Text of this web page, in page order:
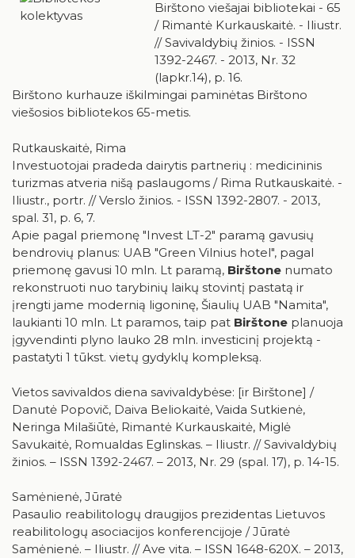
Birštono viešajai bibliotekai - 65
/ Rimantė Kurkauskaitė. - Iliustr.
// Savivaldybių žinios. - ISSN
1392-2467. - 2013, Nr. 32
(lapkr.14), p. 16.
Birštono kurhauze iškilmingai paminėtas Birštono
viešosios bibliotekos 65-metis.
Rutkauskaitė, Rima
Investuotojai pradeda dairytis partnerių : medicininis
turizmas atveria nišą paslaugoms / Rima Rutkauskaitė. -
Iliustr., portr. // Verslo žinios. - ISSN 1392-2807. - 2013,
spal. 31, p. 6, 7.
Apie pagal priemonę "Invest LT-2" paramą gavusių
bendrovių planus: UAB "Green Vilnius hotel", pagal
priemonę gavusi 10 mln. Lt paramą, Birštone numato
rekonstruoti nuo tarybinių laikų stovintį pastatą ir
įrengti jame modernią ligoninę, Šiaulių UAB "Namita",
laukianti 10 mln. Lt paramos, taip pat Birštone planuoja
įgyvendinti plyno lauko 28 mln. investicinį projektą -
pastatyti 1 tūkst. vietų gydyklų kompleksą.
Vietos savivaldos diena savivaldybėse: [ir Birštone] /
Danutė Popovič, Daiva Beliokaitė, Vaida Sutkienė,
Neringa Milašiūtė, Rimantė Kurkauskaitė, Miglė
Savukaitė, Romualdas Eglinskas. – Iliustr. // Savivaldybių
žinios. – ISSN 1392-2467. – 2013, Nr. 29 (spal. 17), p. 14-15.
Samėnienė, Jūratė
Pasaulio reabilitologų draugijos prezidentas Lietuvos
reabilitologų asociacijos konferencijoje / Jūratė
Samėnienė. – Iliustr. // Ave vita. – ISSN 1648-620X. – 2013,